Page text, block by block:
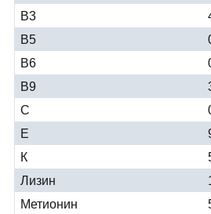
В3
В5
В6
В9
С
Е
К
Лизин
Метионин